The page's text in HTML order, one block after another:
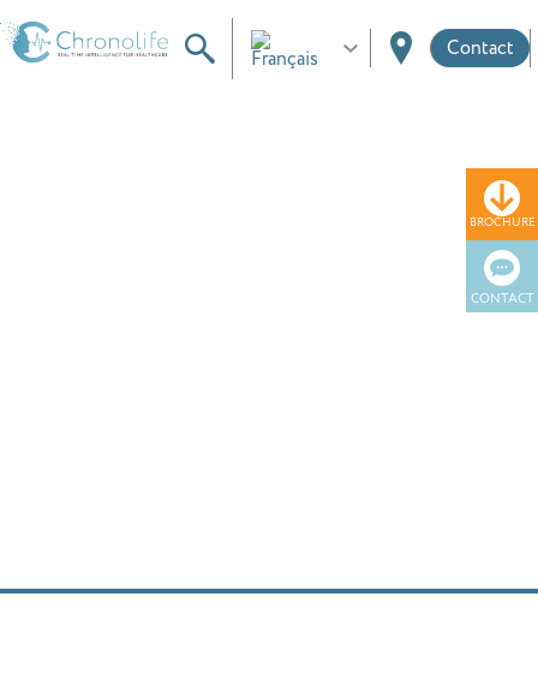
BROCHURE
CONTACT
Contact